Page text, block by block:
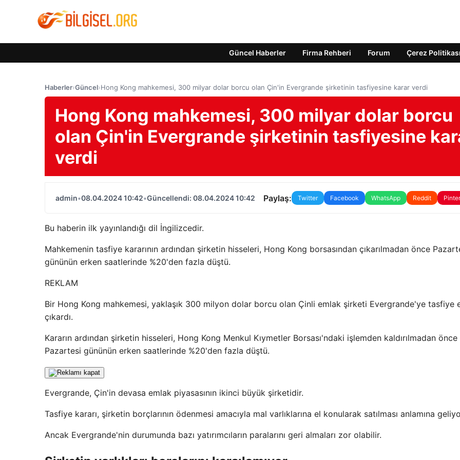
Güncel Haberler Firma Rehberi Forum Çerez Politikası
Haberler›Güncel›Hong Kong mahkemesi, 300 milyar dolar borcu olan Çin'in Evergrande şirketinin tasfiyesine karar verdi
Hong Kong mahkemesi, 300 milyar dolar borcu
olan Çin'in Evergrande şirketinin tasfiyesine
verdi
admin•08.04.2024 10:42•Güncellendi: 08.04.2024 10:42 Paylaş: Twitter Facebook WhatsApp Reddit
Bu haberin ilk yayınlandığı dil İngilizcedir.
Mahkemenin tasfiye kararının ardından şirketin hisseleri, Hong Kong borsasından çıkarılmadan önce
gününün erken saatlerinde %20'den fazla düştü.
REKLAM
Bir Hong Kong mahkemesi, yaklaşık 300 milyon dolar borcu olan Çinli emlak şirketi Evergrande'ye tasfiye
çıkardı.
Kararın ardından şirketin hisseleri, Hong Kong Menkul Kıymetler Borsası'ndaki işlemden kaldırılmadan önce
Pazartesi gününün erken saatlerinde %20'den fazla düştü.
Evergrande, Çin'in devasa emlak piyasasının ikinci büyük şirketidir.
Tasfiye kararı, şirketin borçlarının ödenmesi amacıyla mal varlıklarına el konularak satılması anlamına
Ancak Evergrande'nin durumunda bazı yatırımcıların paralarını geri almaları zor olabilir.